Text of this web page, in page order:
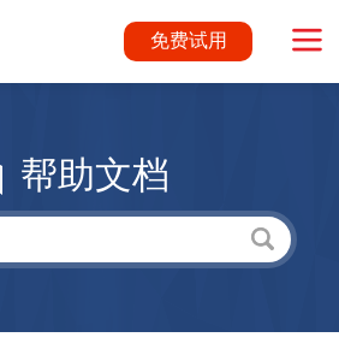
免费试用
帮助文档